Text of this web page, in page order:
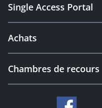
Single Access Portal
Achats
Chambres de recours